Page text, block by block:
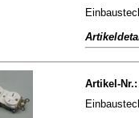
Artikel-Nr.: